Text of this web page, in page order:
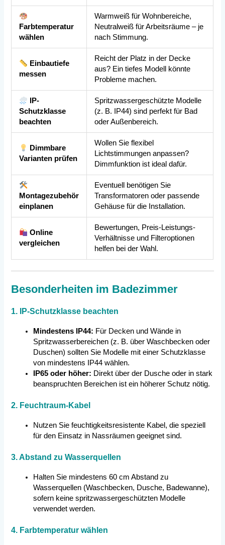
Farbtemperatur
wählen
Warmweiß für Wohnbereiche,
Neutralweiß für Arbeitsräume – je
nach Stimmung.
Einbautiefe
messen
Reicht der Platz in der Decke
aus? Ein tiefes Modell könnte
Probleme machen.
IP-
Schutzklasse
beachten
Spritzwassergeschützte Modelle
(z. B. IP44) sind perfekt für Bad
oder Außenbereich.
Dimmbare
Varianten prüfen
Wollen Sie flexibel
Lichtstimmungen anpassen?
Dimmfunktion ist ideal dafür.
Montagezubehör
einplanen
Eventuell benötigen Sie
Transformatoren oder passende
Gehäuse für die Installation.
Online
vergleichen
Bewertungen, Preis-Leistungs-
Verhältnisse und Filteroptionen
helfen bei der Wahl.
Besonderheiten im Badezimmer
1. IP-Schutzklasse beachten
Mindestens IP44: Für Decken und Wände in
Spritzwasserbereichen (z. B. über Waschbecken oder
Duschen) sollten Sie Modelle mit einer Schutzklasse
von mindestens IP44 wählen.
IP65 oder höher: Direkt über der Dusche oder in stark
beanspruchten Bereichen ist ein höherer Schutz nötig.
2. Feuchtraum-Kabel
Nutzen Sie feuchtigkeitsresistente Kabel, die speziell
für den Einsatz in Nassräumen geeignet sind.
3. Abstand zu Wasserquellen
Halten Sie mindestens 60 cm Abstand zu
Wasserquellen (Waschbecken, Dusche, Badewanne),
sofern keine spritzwassergeschützten Modelle
verwendet werden.
4. Farbtemperatur wählen